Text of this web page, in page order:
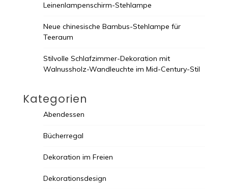
Leinenlampenschirm-Stehlampe
Neue chinesische Bambus-Stehlampe für
Teeraum
Stilvolle Schlafzimmer-Dekoration mit
Walnussholz-Wandleuchte im Mid-Century-Stil
Kategorien
Abendessen
Bücherregal
Dekoration im Freien
Dekorationsdesign